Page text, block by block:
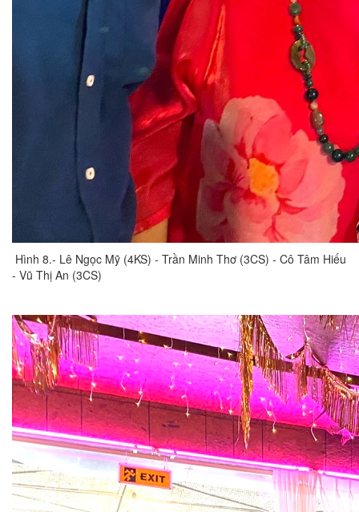
Hình 8.- Lê Ngọc Mỹ (4KS) - Trần Minh Thơ (3CS) - Cô Tâm Hiếu
- Vũ Thị An (3CS)